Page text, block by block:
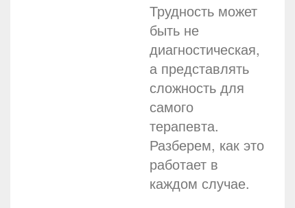
Трудность может
быть не
диагностическая,
а представлять
сложность для
самого
терапевта.
Разберем, как это
работает в
каждом случае.